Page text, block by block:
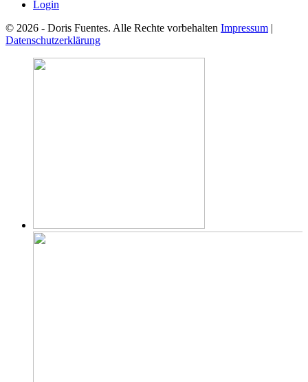
Login
© 2026 - Doris Fuentes. Alle Rechte vorbehalten Impressum |
Datenschutzerklärung